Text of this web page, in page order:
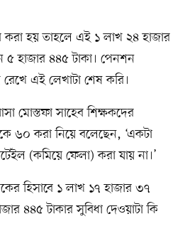
করা হয় তাহলে এই ১ লাখ ২৪ হাজার
হাজার ৪৪৫ টাকা। পেনশন
রেখে এই লেখাটা শেষ করি।
মোস্তফা সাহেব শিক্ষকদের
৬০ করা নিয়ে বলেছেন, ‘একটা
(কমিয়ে ফেলা) করা যায় না।’
হিসাবে ১ লাখ ১৭ হাজার ৩৭
৪৪৫ টাকার সুবিধা দেওয়াটা কি